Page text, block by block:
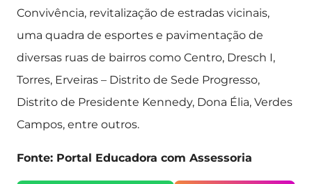
Convivência, revitalização de estradas vicinais,
uma quadra de esportes e pavimentação de
diversas ruas de bairros como Centro, Dresch I,
Torres, Erveiras – Distrito de Sede Progresso,
Distrito de Presidente Kennedy, Dona Élia, Verdes
Campos, entre outros.
Fonte: Portal Educadora com Assessoria